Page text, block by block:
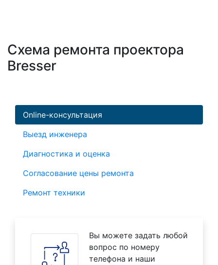
Схема ремонта проектора
Bresser
Online-консультация
Выезд инженера
Диагностика и оценка
Согласование цены ремонта
Ремонт техники
Вы можете задать любой
вопрос по номеру
телефона и наши